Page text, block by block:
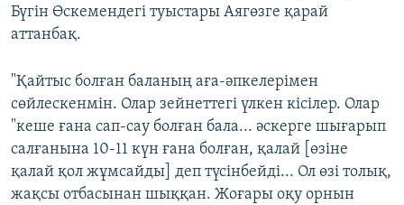
Бүгін Өскемендегі туыстары Аягөзге қарай
аттанбақ.
"Қайтыс болған баланың аға-әпкелерімен
сөйлескенмін. Олар зейнеттегі үлкен кісілер. Олар
"кеше ғана сап-сау болған бала... әскерге шығарып
салғанына 10-11 күн ғана болған, қалай [өзіне
қалай қол жұмсайды] деп түсінбейді... Ол өзі толық,
жақсы отбасынан шыққан. Жоғары оқу орнын